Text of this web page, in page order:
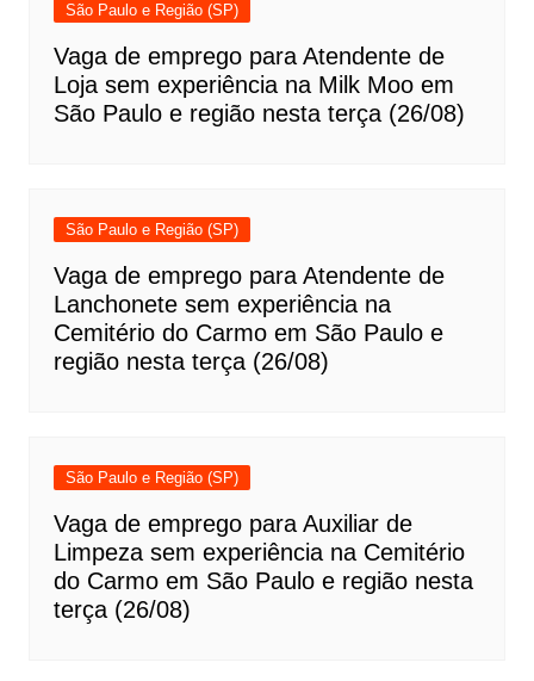
São Paulo e Região (SP)
Vaga de emprego para Atendente de
Loja sem experiência na Milk Moo em
São Paulo e região nesta terça (26/08)
São Paulo e Região (SP)
Vaga de emprego para Atendente de
Lanchonete sem experiência na
Cemitério do Carmo em São Paulo e
região nesta terça (26/08)
São Paulo e Região (SP)
Vaga de emprego para Auxiliar de
Limpeza sem experiência na Cemitério
do Carmo em São Paulo e região nesta
terça (26/08)